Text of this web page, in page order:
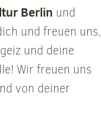
Berlin und
und freuen uns,
und deine
Wir freuen uns
von deiner